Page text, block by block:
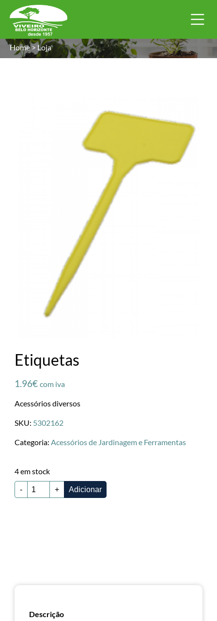
Home> Loja
Etiquetas
1.96€ com iva
Acessórios diversos
SKU: 5302162
Categoria: Acessórios de Jardinagem e Ferramentas
4 em stock
- + Adicionar
Descrição